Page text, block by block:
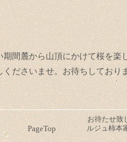
間麓から山頂にかけて桜を楽
ださいませ。お待ちしており
PageTop
お待たせ
ルジュ柿本